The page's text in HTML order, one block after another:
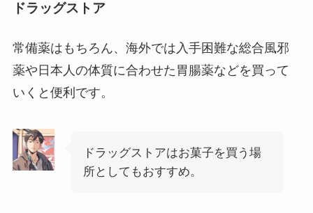
ドラッグストア
常備薬はもちろん、海外では入手困難な総合風邪
薬や日本人の体質に合わせた胃腸薬などを買って
いくと便利です。
ドラッグストアはお菓子を買う場
所としてもおすすめ。